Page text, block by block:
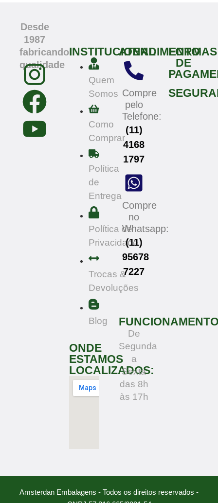
Desde
1987
fabricando
qualidade
INSTITUCIONAL
Quem
Somos
Como
Comprar
Política
de
Entrega
Política de
Privacidade
Trocas &
Devoluções
Blog
ONDE
ESTAMOS
LOCALIZADOS:
ATENDIMENTO
Compre
pelo
Telefone:
(11)
4168
1797
Compre
no
Whatsapp:
(11)
95678
7227
De
Segunda
a
Sexta
das 8h
às 17h
FORMAS
DE
Amsterdan Embalagens - Todos os direitos reservados -